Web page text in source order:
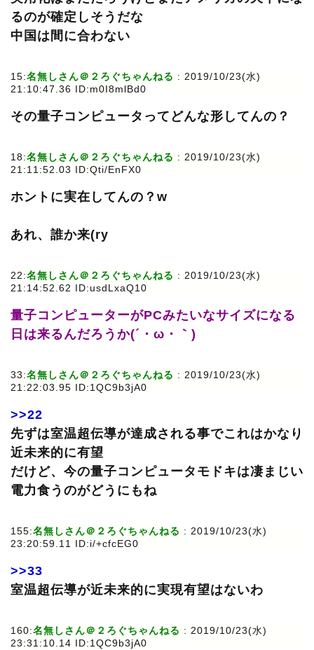
るのが確定しそうだな
中国は間に合わない
15:名無しさん＠２ろぐちゃんねる : 2019/10/23(水)
21:10:47.36 ID:m0I8mlBd0
その量子コンピュータってどんな形してんの？
18:名無しさん＠２ろぐちゃんねる : 2019/10/23(水)
21:11:52.03 ID:Qti/EnFX0
ホントに実在してんの？w
あれ、誰か来(ry
22:名無しさん＠２ろぐちゃんねる : 2019/10/23(水)
21:14:52.62 ID:usdLxaQ10
量子コンピューターがPCみたいなサイズになる
日は来るんだろうか(´・ω・｀)
33:名無しさん＠２ろぐちゃんねる : 2019/10/23(水)
21:22:03.95 ID:1QC9b3jA0
>>22
先ずは室温超伝導が達成される事でこれはかなり
近未来的に有望
だけど、今の量子コンピュータモドキは凄まじい
電力食うのがどうにもね
155:名無しさん＠２ろぐちゃんねる : 2019/10/23(水)
23:20:59.11 ID:i/+cfcEG0
>>33
室温超伝導が近未来的に実現有望はないわ
160:名無しさん＠２ろぐちゃんねる : 2019/10/23(水)
23:31:10.14 ID:1QC9b3jA0